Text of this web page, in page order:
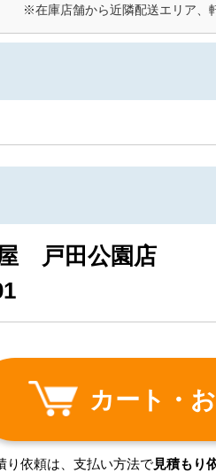
※在庫店舗から近隣配送エリア、
戸田公園店
カート・
り依頼は、支払い方法で見積もり